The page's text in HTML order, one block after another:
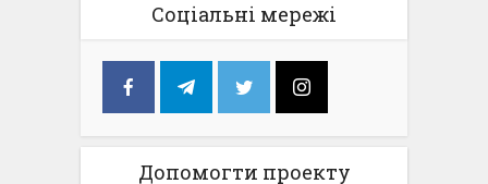
Соціальні мережі
Допомогти проекту